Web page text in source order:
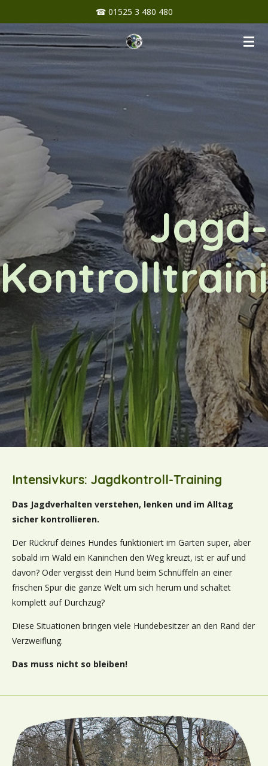
springen
☎ 01525 3 480 480
Jagd-
Intensivkurs: Jagdkontroll-Training
Das Jagdverhalten verstehen, lenken und im Alltag
sicher kontrollieren.
Der Rückruf deines Hundes funktioniert im Garten super, aber
sobald im Wald ein Kaninchen den Weg kreuzt, ist er auf und
davon? Oder vergisst dein Hund beim Schnüffeln an einer
frischen Spur die ganze Welt um sich herum und schaltet
komplett auf Durchzug?
Diese Situationen bringen viele Hundebesitzer an den Rand der
Verzweiflung.
Das muss nicht so bleiben!